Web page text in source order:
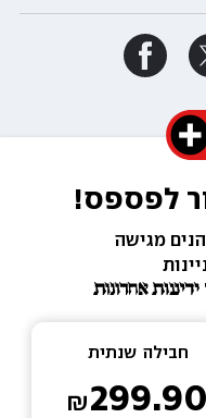
לפספס!
מגישה
חבילה שנתית
299.90